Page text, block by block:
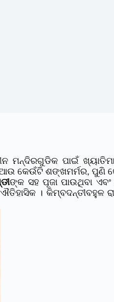
ମନ୍ଦିରଗୁଡିକ ପାଇଁ
କେଉଁଟି ଶଙ୍ଖମର୍ମର, ପୁଣି
ଙ୍କ ସହ ପୂଜା ପାଉଥିବା
।